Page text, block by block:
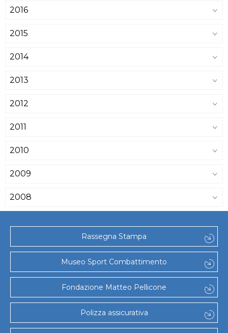
2016
2015
2014
2013
2012
2011
2010
2009
2008
Rassegna Stampa
Museo Sport Combattimento
Fondazione Matteo Pellicone
Polizza assicurativa